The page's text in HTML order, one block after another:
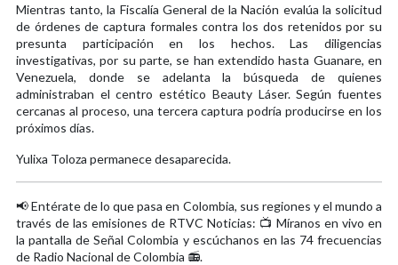
Mientras tanto, la Fiscalía General de la Nación evalúa la solicitud
de órdenes de captura formales contra los dos retenidos por su
presunta participación en los hechos. Las diligencias
investigativas, por su parte, se han extendido hasta Guanare, en
Venezuela, donde se adelanta la búsqueda de quienes
administraban el centro estético Beauty Láser. Según fuentes
cercanas al proceso, una tercera captura podría producirse en los
próximos días.
Yulixa Toloza permanece desaparecida.
📢 Entérate de lo que pasa en Colombia, sus regiones y el mundo a
través de las emisiones de RTVC Noticias: 📺 Míranos en vivo en
la pantalla de Señal Colombia y escúchanos en las 74 frecuencias
de Radio Nacional de Colombia 📻.